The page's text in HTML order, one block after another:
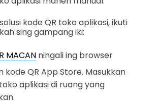
kode QR toko aplikasi, ikuti
sing gampang iki:
MACAN ningali ing browser
kode QR App Store. Masukkan
aplikasi di ruang yang